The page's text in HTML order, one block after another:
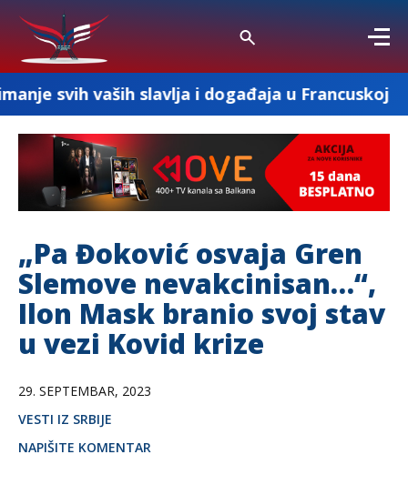
slavlja i događaja u Francuskoj
„Pa Đoković osvaja Gren
Slemove nevakcinisan…“,
Ilon Mask branio svoj stav
u vezi Kovid krize
29. SEPTEMBAR, 2023
VESTI IZ SRBIJE
NAPIŠITE KOMENTAR